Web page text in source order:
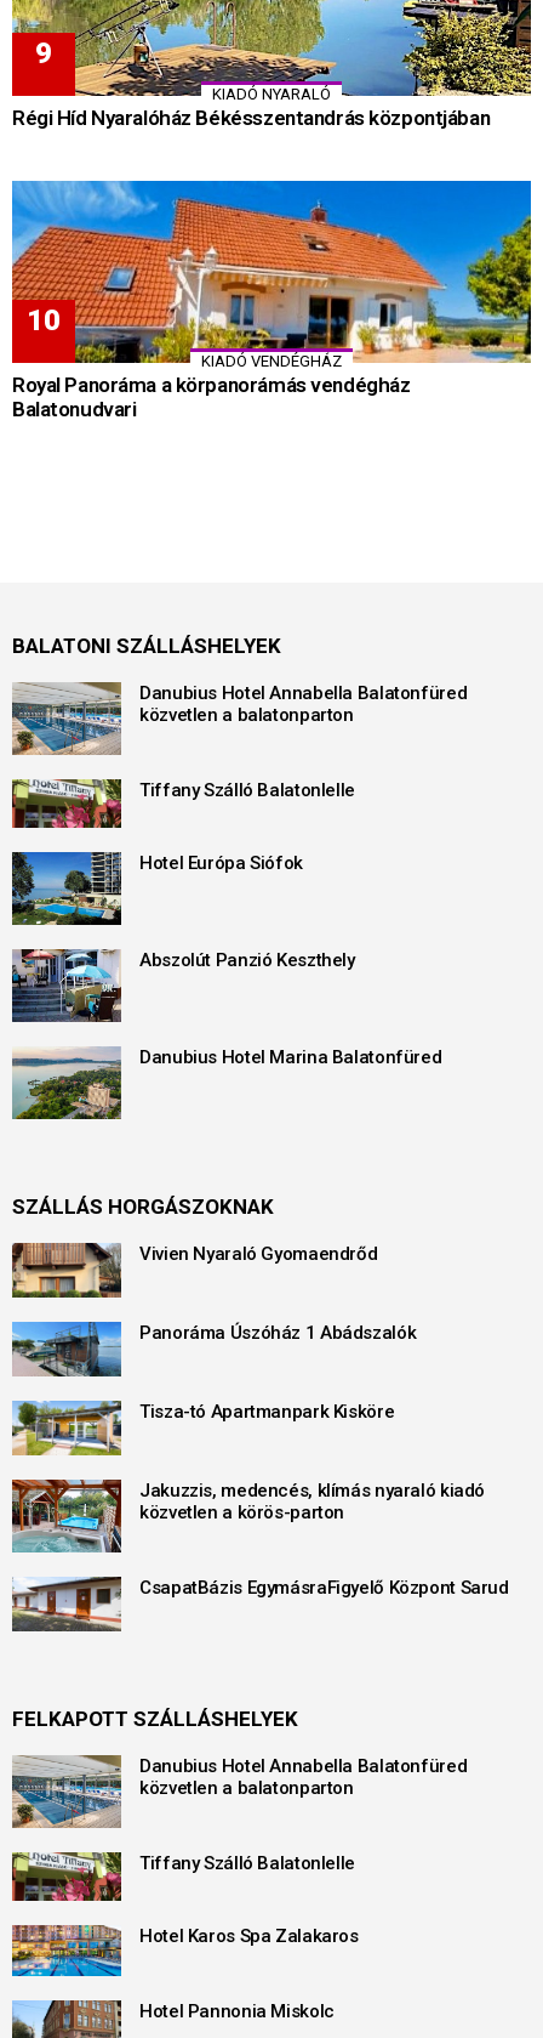
KIADÓ NYARALÓ
Régi Híd Nyaralóház Békésszentandrás központjában
KIADÓ VENDÉGHÁZ
Royal Panoráma a körpanorámás vendégház
Balatonudvari
BALATONI SZÁLLÁSHELYEK
Danubius Hotel Annabella Balatonfüred
közvetlen a balatonparton
Tiffany Szálló Balatonlelle
Hotel Európa Siófok
Abszolút Panzió Keszthely
Danubius Hotel Marina Balatonfüred
SZÁLLÁS HORGÁSZOKNAK
Vivien Nyaraló Gyomaendrőd
Panoráma Úszóház 1 Abádszalók
Tisza-tó Apartmanpark Kisköre
Jakuzzis, medencés, klímás nyaraló kiadó
közvetlen a körös-parton
CsapatBázis EgymásraFigyelő Központ Sarud
FELKAPOTT SZÁLLÁSHELYEK
Danubius Hotel Annabella Balatonfüred
közvetlen a balatonparton
Tiffany Szálló Balatonlelle
Hotel Karos Spa Zalakaros
Hotel Pannonia Miskolc